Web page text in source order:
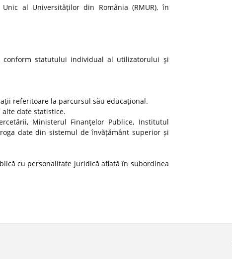
al Universităților din România (RMUR), în
conform statutului individual al utilizatorului şi
referitoare la parcursul său educaţional.
date statistice.
Ministerul Finanţelor Publice, Institutul
date din sistemul de învățământ superior și
cu personalitate juridică aflată în subordinea